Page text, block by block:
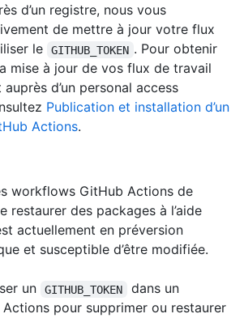
d’un registre, nous vous
de mettre à jour votre flux
le
GITHUB_TOKEN . Pour obtenir
mise à jour de vos flux de travail
d’un personal access
Publication et installation d’un
Actions.
workflows GitHub Actions de
restaurer des packages à l’aide
actuellement en préversion
et susceptible d’être modifiée.
un GITHUB_TOKEN
dans un
pour supprimer ou restaurer